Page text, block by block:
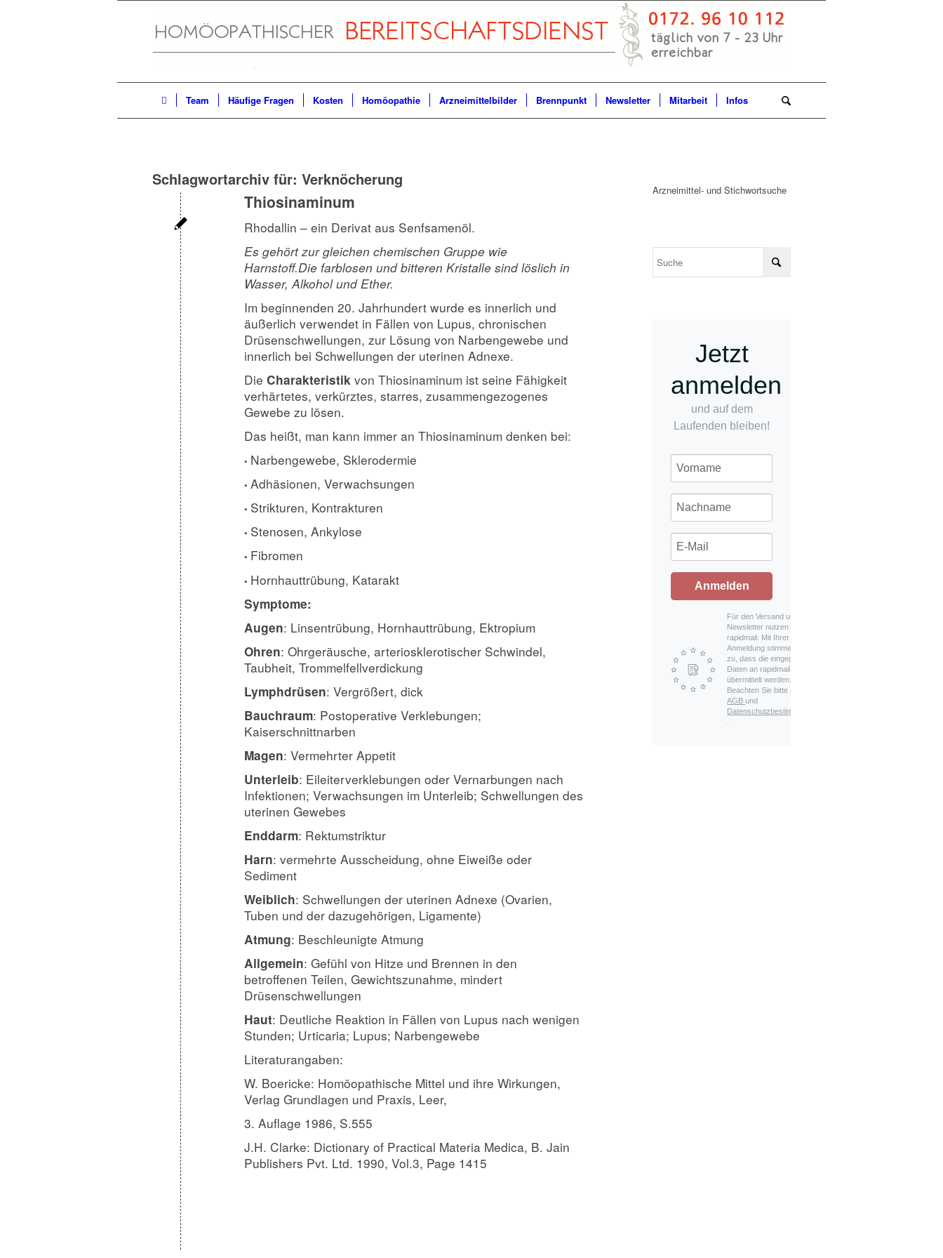
Team Häufige Fragen Kosten Homöopathie Arzneimittelbilder Brennpunkt Newsletter Mitarbeit Infos
Schlagwortarchiv für: Verknöcherung
Thiosinaminum
Rhodallin – ein Derivat aus Senfsamenöl.
Es gehört zur gleichen chemischen Gruppe wie
Harnstoff.Die farblosen und bitteren Kristalle sind löslich in
Wasser, Alkohol und Ether.
Im beginnenden 20. Jahrhundert wurde es innerlich und
äußerlich verwendet in Fällen von Lupus, chronischen
Drüsenschwellungen, zur Lösung von Narbengewebe und
innerlich bei Schwellungen der uterinen Adnexe.
Die Charakteristik von Thiosinaminum ist seine Fähigkeit
verhärtetes, verkürztes, starres, zusammengezogenes
Gewebe zu lösen.
Das heißt, man kann immer an Thiosinaminum denken bei:
• Narbengewebe, Sklerodermie
• Adhäsionen, Verwachsungen
• Strikturen, Kontrakturen
• Stenosen, Ankylose
• Fibromen
• Hornhauttrübung, Katarakt
Symptome:
Augen: Linsentrübung, Hornhauttrübung, Ektropium
Ohren: Ohrgeräusche, arteriosklerotischer Schwindel,
Taubheit, Trommelfellverdickung
Lymphdrüsen: Vergrößert, dick
Bauchraum: Postoperative Verklebungen;
Kaiserschnittnarben
Magen: Vermehrter Appetit
Unterleib: Eileiterverklebungen oder Vernarbungen nach
Infektionen; Verwachsungen im Unterleib; Schwellungen des
uterinen Gewebes
Enddarm: Rektumstriktur
Harn: vermehrte Ausscheidung, ohne Eiweiße oder
Sediment
Weiblich: Schwellungen der uterinen Adnexe (Ovarien,
Tuben und der dazugehörigen, Ligamente)
Atmung: Beschleunigte Atmung
Allgemein: Gefühl von Hitze und Brennen in den
betroffenen Teilen, Gewichtszunahme, mindert
Drüsenschwellungen
Haut: Deutliche Reaktion in Fällen von Lupus nach wenigen
Stunden; Urticaria; Lupus; Narbengewebe
Literaturangaben:
W. Boericke: Homöopathische Mittel und ihre Wirkungen,
Verlag Grundlagen und Praxis, Leer,
3. Auflage 1986, S.555
J.H. Clarke: Dictionary of Practical Materia Medica, B. Jain
Publishers Pvt. Ltd. 1990, Vol.3, Page 1415
Arzneimittel- und Stichwortsuche
Jetzt
anmelden
und auf dem
Laufenden bleiben!
Anmelden
Für den Versand unserer
Newsletter nutzen wir
rapidmail. Mit Ihrer
Anmeldung stimmen Sie
zu, dass die eingegebenen
Daten an rapidmail
übermittelt werden.
Beachten Sie bitte auch die
AGBund
Datenschutzbestimmungen